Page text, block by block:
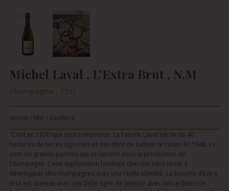
Michel Laval , L’Extra Brut , N.M
Champagne , 75cl
Vineux / Mûr / Equilibré
"C’est en 1870 que tout commence. La Famille Laval hérite de 40
hectares de terres agricoles et décident de cultiver le raisin. En 1948, ce
sont les grands-parents qui se lancent dans la production de
Champagne. Cette exploitation familiale cherche sans cesse à
développer des champagnes avec une réelle identité. La bouche d’Extra
Brut est vineuse avec une belle ligne de tension avec des arômes de